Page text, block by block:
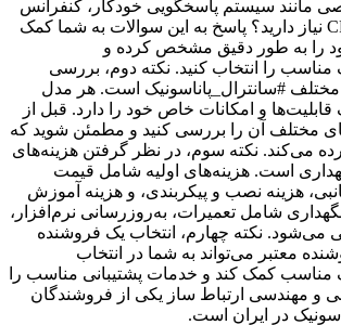
مانند سیستم پاسخگویی خودکار، کنفرانس
تلفنی یا ادغام با CRM نیاز دارید؟ پاسخ به این سوالات به شما کمک
را به طور دقیق مشخص کرده و
مناسب را انتخاب کنید. نکته دوم، بررسی
مختلف #سانترال_پاناسونیک است. هر مدل
قابلیت‌ها و امکانات خاص خود را دارد. قبل از
مختلف آن را بررسی کنید و مطمئن شوید که
می‌کند. نکته سوم، در نظر گرفتن هزینه‌های
است. هزینه‌های اولیه شامل قیمت
هزینه نصب و پیکربندی، و هزینه آموزش
شامل تعمیرات، به‌روزرسانی نرم‌افزار،
می‌شود. نکته چهارم، انتخاب یک فروشنده
معتبر می‌تواند به شما در انتخاب
مناسب کمک کند و خدمات پشتیبانی مناسب را
و مهندسی ارتباط ساز یکی از فروشندگان
در ایران است.